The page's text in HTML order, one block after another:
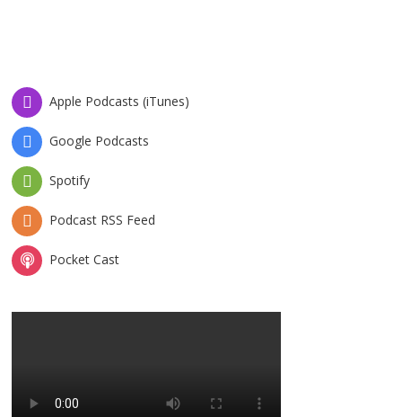
Apple Podcasts (iTunes)
Google Podcasts
Spotify
Podcast RSS Feed
Pocket Cast